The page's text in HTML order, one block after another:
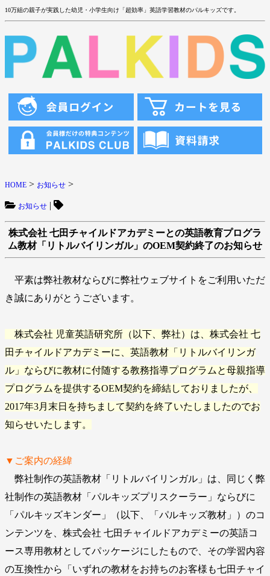
10万組の親子が実践した幼児・小学生向け「超効率」英語学習教材のパルキッズです。
HOME > お知らせ >
お知らせ |
株式会社 七田チャイルドアカデミーとの英語教育プログラ
ム教材「リトルバイリンガル」のOEM契約終了のお知らせ
平素は弊社教材ならびに弊社ウェブサイトをご利用いただ
き誠にありがとうございます。
株式会社 児童英語研究所（以下、弊社）は、株式会社 七
田チャイルドアカデミーに、英語教材「リトルバイリンガ
ル」ならびに教材に付随する教務指導プログラムと母親指導
プログラムを提供するOEM契約を締結しておりましたが、
2017年3月末日を持ちまして契約を終了いたしましたのでお
知らせいたします。
▼ご案内の経緯
弊社制作の英語教材「リトルバイリンガル」は、同じく弊
社制作の英語教材「パルキッズプリスクーラー」ならびに
「パルキッズキンダー」（以下、「パルキッズ教材」）のコ
ンテンツを、株式会社 七田チャイルドアカデミーの英語コ
ース専用教材としてパッケージにしたもので、その学習内容
の互換性から「いずれの教材をお持ちのお客様も七田チャイ